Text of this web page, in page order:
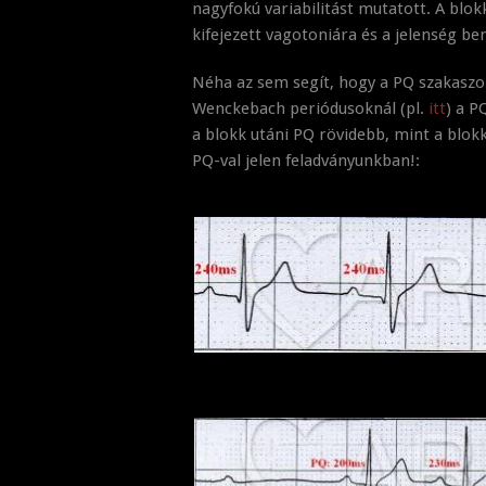
nagyfokú variabilitást mutatott. A
kifejezett vagotoniára és a jelenség
Néha az sem segít, hogy a PQ
Wenckebach periódusoknál (pl. itt) a
a blokk utáni PQ rövidebb, mint a
PQ-val jelen feladványunkban!: